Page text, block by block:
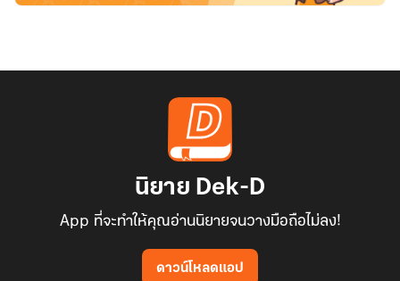
นิยาย Dek-D
App ที่จะทำให้คุณอ่านนิยายจนวางมือถือไม่ลง!
ดาวน์โหลดแอป